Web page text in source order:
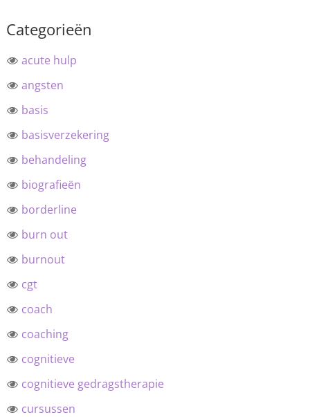
Categorieën
acute hulp
angsten
basis
basisverzekering
behandeling
biografieën
borderline
burn out
burnout
cgt
coach
coaching
cognitieve
cognitieve gedragstherapie
cursussen